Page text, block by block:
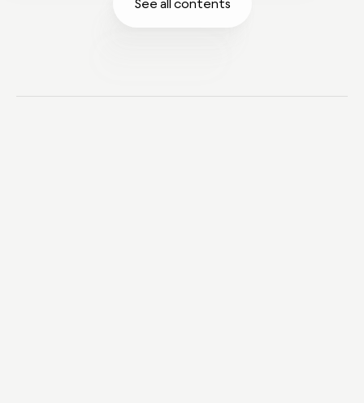
See all contents